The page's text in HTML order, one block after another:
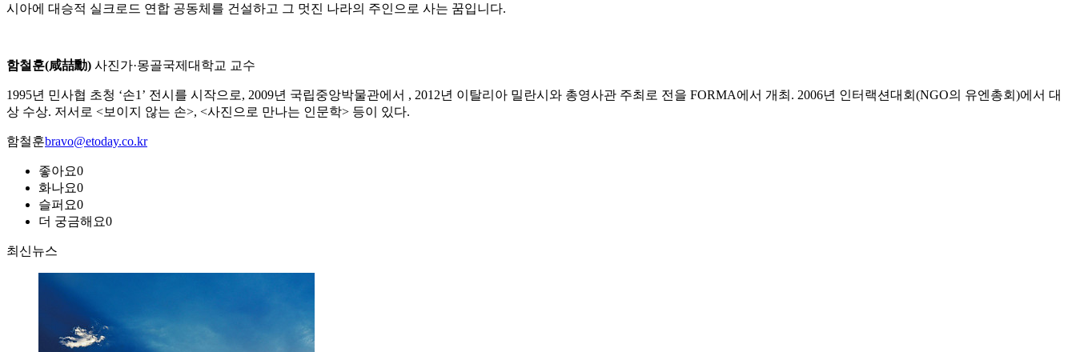
시아에 대승적 실크로드 연합 공동체를 건설하고 그 멋진 나라의 주인으로 사는 꿈입니다.
함철훈(咸喆勳) 사진가·몽골국제대학교 교수
1995년 민사협 초청 ‘손1’ 전시를 시작으로, 2009년 국립중앙박물관에서 , 2012년 이탈리아 밀란시와 총영사관 주최로 전을 FORMA에서 개최. 2006년 인터랙션대회(NGO의 유엔총회)에서 대
상 수상. 저서로 <보이지 않는 손>, <사진으로 만나는 인문학> 등이 있다.
함철훈bravo@etoday.co.kr
좋아요0
화나요0
슬퍼요0
더 궁금해요0
최신뉴스